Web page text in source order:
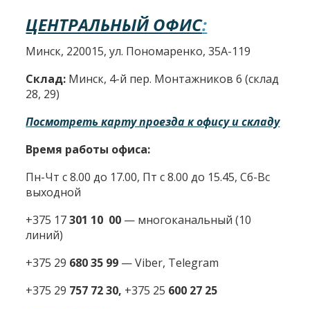
ЦЕНТРАЛЬНЫЙ ОФИС:
Минск, 220015, ул. Пономаренко, 35А-119
Склад: Минск, 4-й пер. Монтажников 6 (склад
28, 29)
Посмотреть карту проезда к офису и складу
Время работы офиса:
Пн-Чт с 8.00 до 17.00, Пт с 8.00 до 15.45, Сб-Вс
выходной
+375 17301 10 00 — многоканальный (10
линий)
+375 29 680 35 99 — Viber, Telegram
+375 29 757 72 30, +375 25 600 27 25